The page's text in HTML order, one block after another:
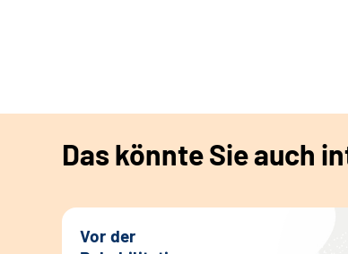
Das könnte Sie auch
Vor der